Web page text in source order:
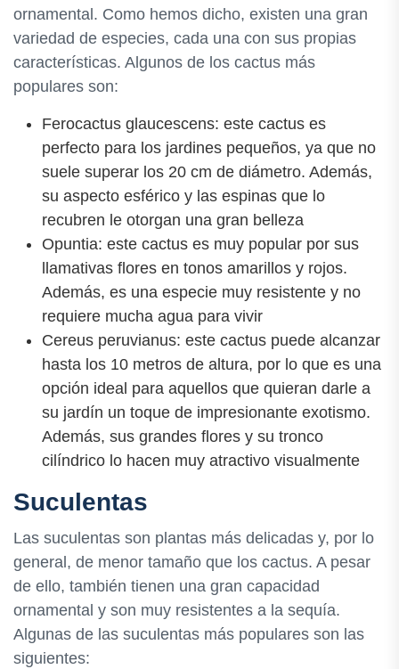
ornamental. Como hemos dicho, existen una gran
variedad de especies, cada una con sus propias
características. Algunos de los cactus más
populares son:
Ferocactus glaucescens: este cactus es
perfecto para los jardines pequeños, ya que no
suele superar los 20 cm de diámetro. Además,
su aspecto esférico y las espinas que lo
recubren le otorgan una gran belleza
Opuntia: este cactus es muy popular por sus
llamativas flores en tonos amarillos y rojos.
Además, es una especie muy resistente y no
requiere mucha agua para vivir
Cereus peruvianus: este cactus puede alcanzar
hasta los 10 metros de altura, por lo que es una
opción ideal para aquellos que quieran darle a
su jardín un toque de impresionante exotismo.
Además, sus grandes flores y su tronco
cilíndrico lo hacen muy atractivo visualmente
Suculentas
Las suculentas son plantas más delicadas y, por lo
general, de menor tamaño que los cactus. A pesar
de ello, también tienen una gran capacidad
ornamental y son muy resistentes a la sequía.
Algunas de las suculentas más populares son las
siguientes: